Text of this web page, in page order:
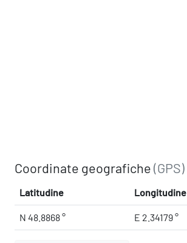
Coordinate geografiche(GPS)
Latitudine Longitudine
N 48.8868 ° E 2.34179 °